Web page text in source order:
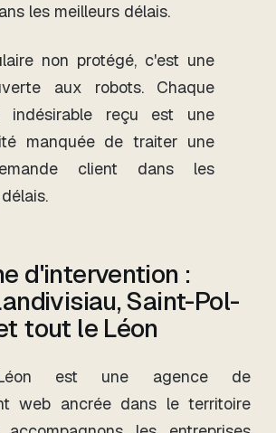
les meilleurs délais.
non protégé, c'est une
aux robots. Chaque
indésirable reçu est une
manquée de traiter une
client dans les
d'intervention :
Saint-Pol-
tout le Léon
est une agence de
web ancrée dans le territoire